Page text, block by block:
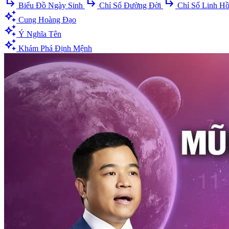
Biểu Đồ Ngày Sinh Chỉ Số Đường Đời Chỉ Số Linh
auto_awesome Cung Hoàng Đạo
auto_awesome Ý Nghĩa Tên
auto_awesome Khám Phá Định Mệnh